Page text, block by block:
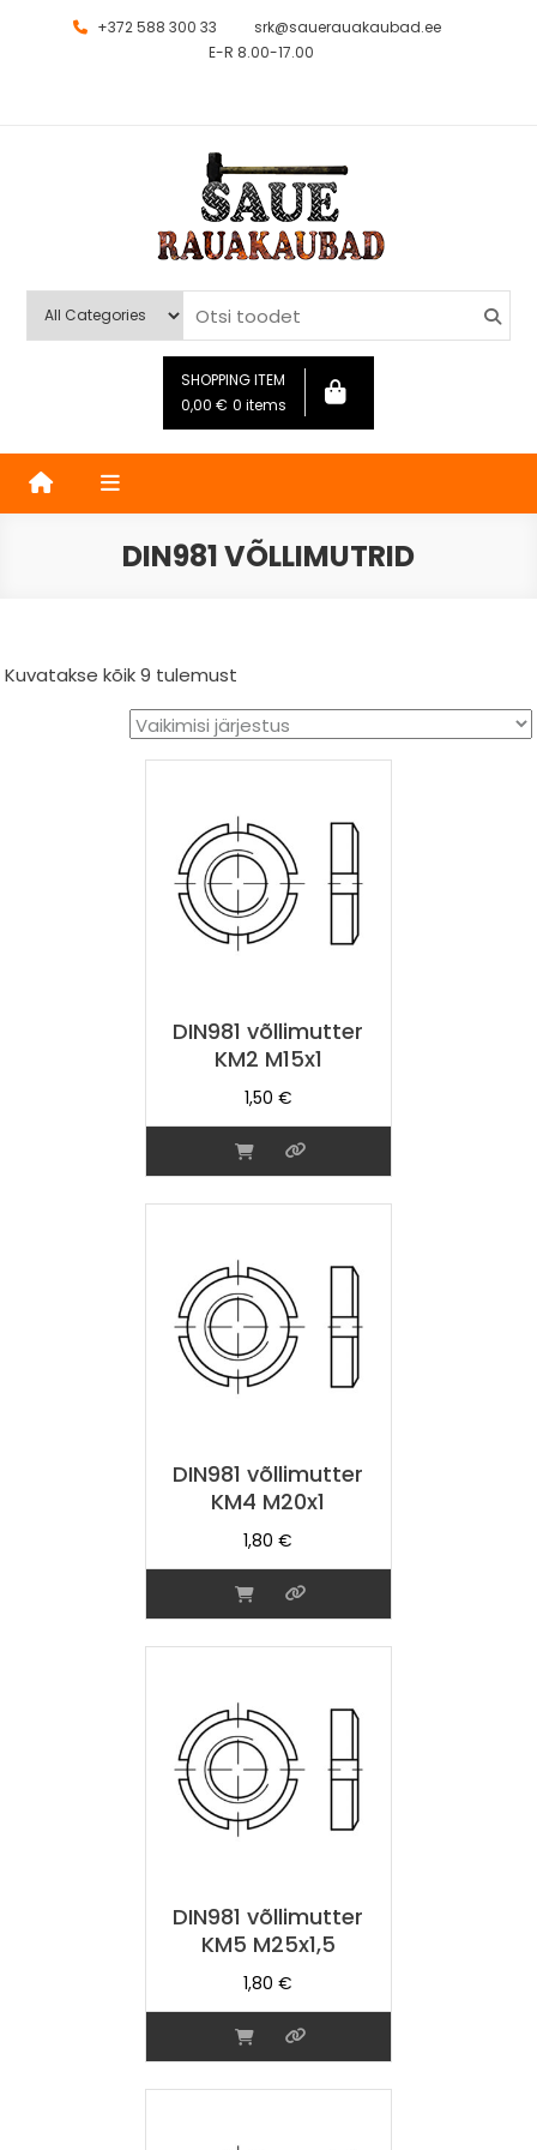
+372 588 300 33
srk@sauerauakaubad.ee
E-R 8.00-17.00
Saue Rauakaubad
SHOPPING ITEM
0,00 € 0 items
DIN981 VÕLLIMUTRID
Kuvatakse kõik 9 tulemust
DIN981 võllimutter
KM2 M15x1
1,50 €
DIN981 võllimutter
KM4 M20x1
1,80€
DIN981 võllimutter
KM5 M25x1,5
1,80€